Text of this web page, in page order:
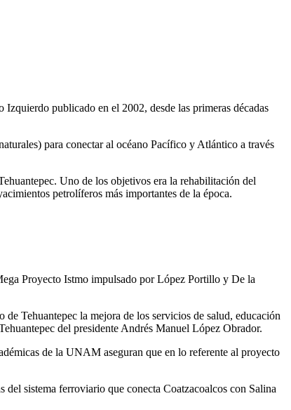
publicado en el 2002, desde las primeras décadas
para conectar al océano Pacífico y Atlántico a través
Uno de los objetivos era la rehabilitación del
petrolíferos más importantes de la época.
Proyecto Istmo impulsado por López Portillo y De la
Tehuantepec la mejora de los servicios de salud, educación
del presidente Andrés Manuel López Obrador.
de la UNAM aseguran que en lo referente al proyecto
sistema ferroviario que conecta Coatzacoalcos con Salina